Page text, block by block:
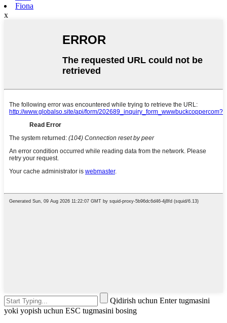
Fiona
x
Qidirish uchun Enter tugmasini
yoki yopish uchun ESC tugmasini bosing